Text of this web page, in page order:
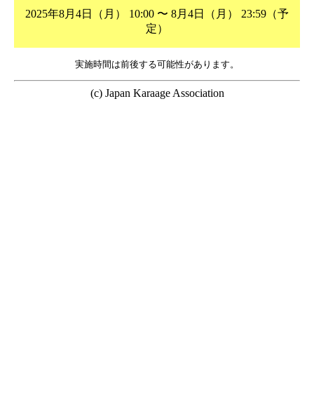
2025年8月4日（月） 10:00 〜 8月4日（月） 23:59（予
定）
実施時間は前後する可能性があります。
(c) Japan Karaage Association